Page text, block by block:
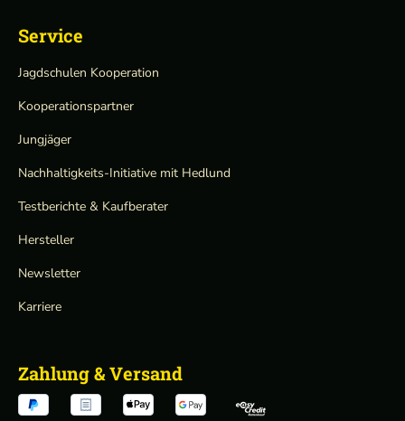
Service
Jagdschulen Kooperation
Kooperationspartner
Jungjäger
Nachhaltigkeits-Initiative mit Hedlund
Testberichte & Kaufberater
Hersteller
Newsletter
Karriere
Zahlung & Versand